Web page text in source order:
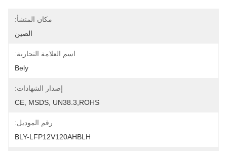
مكان المنشأ:
الصين
اسم العلامة التجارية:
Bely
إصدار الشهادات:
CE, MSDS, UN38.3,ROHS
رقم الموديل:
BLY-LFP12V120AHBLH